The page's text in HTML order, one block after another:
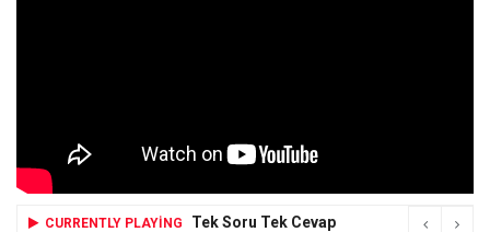
CURRENTLY PLAYING Tek Soru Tek Cevap